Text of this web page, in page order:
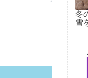
冬
雪